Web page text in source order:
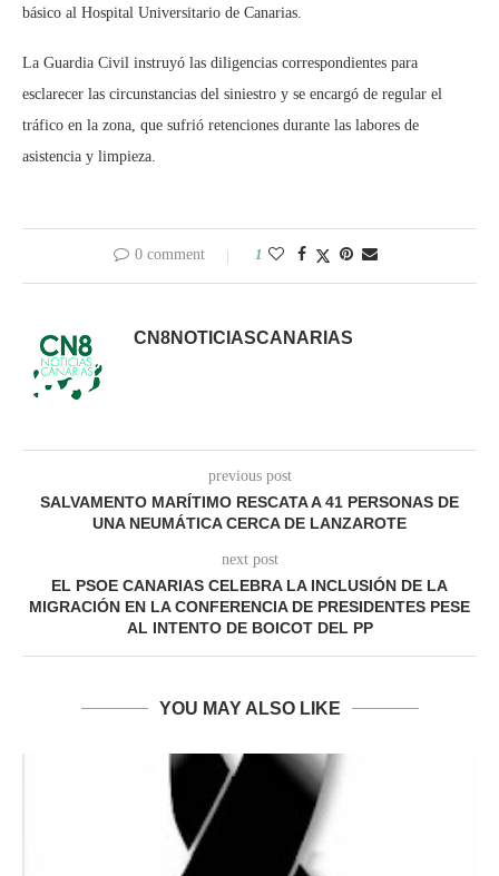
básico al Hospital Universitario de Canarias.
La Guardia Civil instruyó las diligencias correspondientes para
esclarecer las circunstancias del siniestro y se encargó de regular el
tráfico en la zona, que sufrió retenciones durante las labores de
asistencia y limpieza.
0 comment 1
CN8NOTICIASCANARIAS
previous post
SALVAMENTO MARÍTIMO RESCATA A 41 PERSONAS DE
UNA NEUMÁTICA CERCA DE LANZAROTE
next post
EL PSOE CANARIAS CELEBRA LA INCLUSIÓN DE LA
MIGRACIÓN EN LA CONFERENCIA DE PRESIDENTES PESE
AL INTENTO DE BOICOT DEL PP
YOU MAY ALSO LIKE